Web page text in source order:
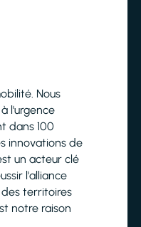
Nous
l'urgence
dans 100
innovations de
un acteur clé
l'alliance
territoires
notre raison